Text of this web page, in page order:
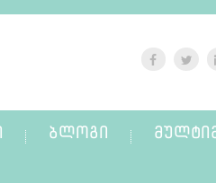
ᲑᲚᲝᲒᲘ